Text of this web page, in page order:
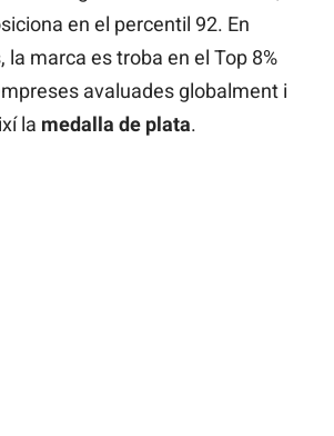
en el percentil 92. En
la marca es troba en el Top 8%
avaluades globalment i
la medalla de plata.